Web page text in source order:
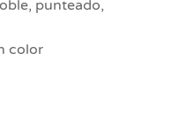
punteado,
color